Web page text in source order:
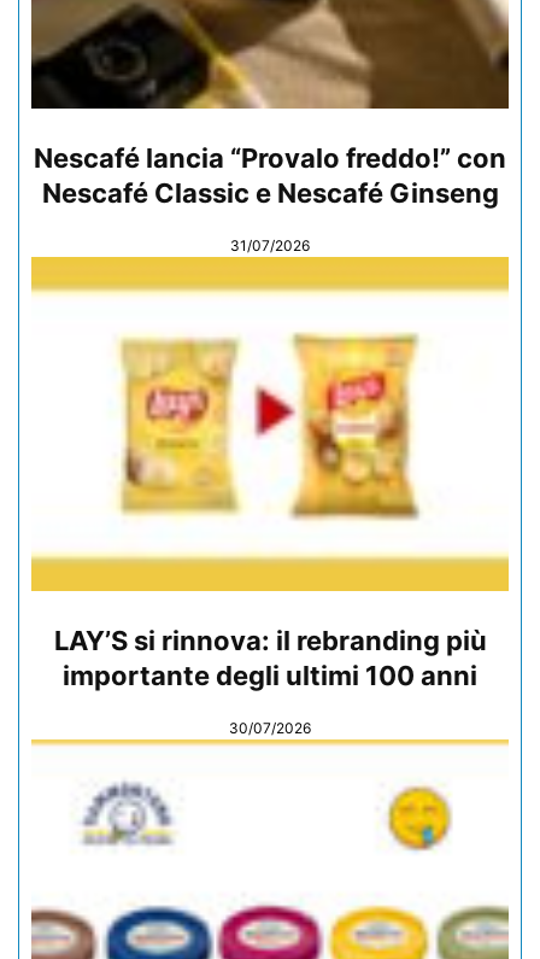
Nescafé lancia “Provalo freddo!” con
Nescafé Classic e Nescafé Ginseng
31/07/2026
LAY’S si rinnova: il rebranding più
importante degli ultimi 100 anni
30/07/2026